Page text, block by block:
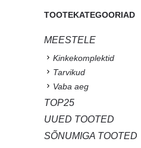
TOOTEKATEGOORIAD
MEESTELE
Kinkekomplektid
Tarvikud
Vaba aeg
TOP25
UUED TOOTED
SÕNUMIGA TOOTED